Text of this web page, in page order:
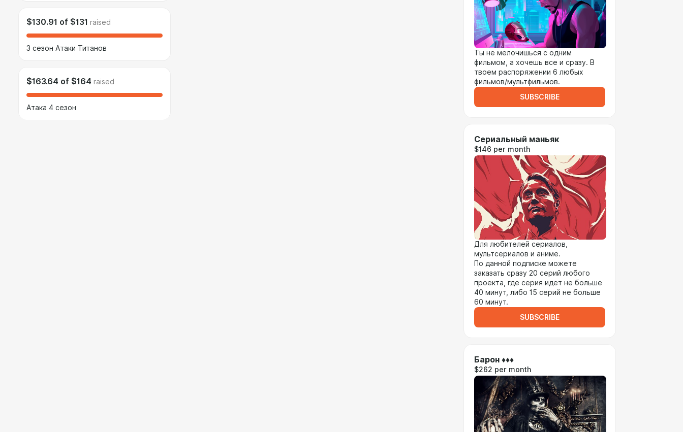
$130.91 of $131 raised
3 сезон Атаки Титанов
$163.64 of $164 raised
Атака 4 сезон
Ты не мелочишься с одним
фильмом, а хочешь все и сразу. В
твоем распоряжении 6 любых
фильмов/мультфильмов.
SUBSCRIBE
Сериальный маньяк
$146 per month
Для любителей сериалов,
мультсериалов и аниме.
По данной подписке можете
заказать сразу 20 серий любого
проекта, где серия идет не больше
40 минут, либо 15 серий не больше
60 минут.
SUBSCRIBE
Барон ♦♦♦
$262 per month